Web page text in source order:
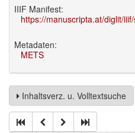
IIIF Manifest:
https://manuscripta.at/diglit/
Metadaten:
METS
Inhaltsverz. u. Volltextsuche